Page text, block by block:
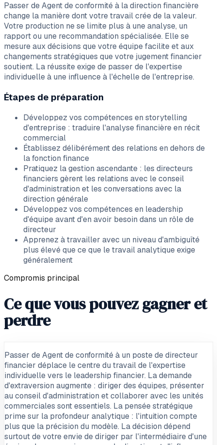
Passer de Agent de conformité à la direction financière
change la manière dont votre travail crée de la valeur.
Votre production ne se limite plus à une analyse, un
rapport ou une recommandation spécialisée. Elle se
mesure aux décisions que votre équipe facilite et aux
changements stratégiques que votre jugement financier
soutient. La réussite exige de passer de l'expertise
individuelle à une influence à l'échelle de l'entreprise.
Étapes de préparation
Développez vos compétences en storytelling
d'entreprise : traduire l'analyse financière en récit
commercial
Établissez délibérément des relations en dehors de
la fonction finance
Pratiquez la gestion ascendante : les directeurs
financiers gèrent les relations avec le conseil
d'administration et les conversations avec la
direction générale
Développez vos compétences en leadership
d'équipe avant d'en avoir besoin dans un rôle de
directeur
Apprenez à travailler avec un niveau d'ambiguïté
plus élevé que ce que le travail analytique exige
généralement
Compromis principal
Ce que vous pouvez gagner et
perdre
Passer de Agent de conformité à un poste de directeur
financier déplace le centre du travail de l'expertise
individuelle vers le leadership financier. La demande
d'extraversion augmente : diriger des équipes, présenter
au conseil d'administration et collaborer avec les unités
commerciales sont essentiels. La pensée stratégique
prime sur la profondeur analytique : l'intuition compte
plus que la précision du modèle. La décision dépend
surtout de votre envie de diriger par l'intermédiaire d'une